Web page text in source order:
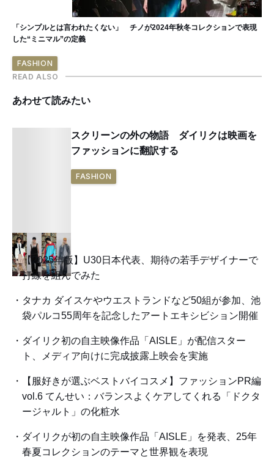
「シンプルとは言われたくない」 チノが2024年秋冬コレクションで表現
した“ミニマル”の定義
FASHION
READ ALSO
あわせて読みたい
スクリーンの外の物語 ダイリクは映画を
ファッションに翻訳する
FASHION
【2025年版】U30日本代表、期待の若手デザイナーで
打線を組んでみた
タナカ ダイスケやウエストランドなど50組が参加、池
袋パルコ55周年を記念したアートエキシビション開催
ダイリク初の自主映像作品「AISLE」が配信スター
ト、メディア向けに完成披露上映会を実施
【服好きが選ぶベストバイコスメ】ファッションPR編
vol.6 てんせい：バランスよくケアしてくれる「ドクタ
ージャルト」の化粧水
ダイリクが初の自主映像作品「AISLE」を発表、25年
春夏コレクションのテーマと世界観を表現